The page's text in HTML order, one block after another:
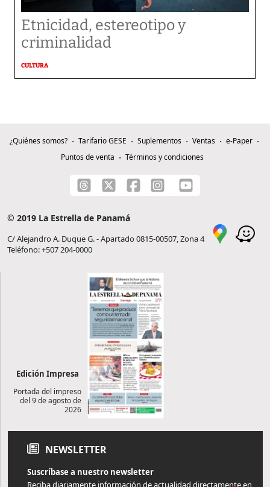
Etnicidad, estereotipo y
criminalidad
CULTURA
¿Quiénes somos? Tarifario GESE Suplementos Ventas
e-Paper
Puntos de venta
Términos y condiciones
© 2019 La Estrella de Panamá
C/ Alejandro A. Duque G. - Apartado 0815-00507, Zona 4
Teléfono: +507 204-0000
Edición Impresa
Portada del impreso
del 9 de agosto de
2026
NEWSLETTER
Suscríbase a nuestro newsletter
Reciba diariamente información de actualidad directamente en